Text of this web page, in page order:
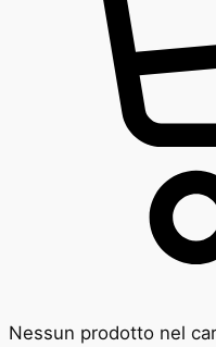
Nessun prodotto nel